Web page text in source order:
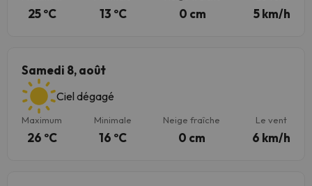
25 ºC 13 ºC 0 cm 5 km/h
Samedi 8, août
Ciel dégagé
Maximum
26 ºC
Minimale
16 ºC
Neige fraîche
0 cm
Le vent
6 km/h